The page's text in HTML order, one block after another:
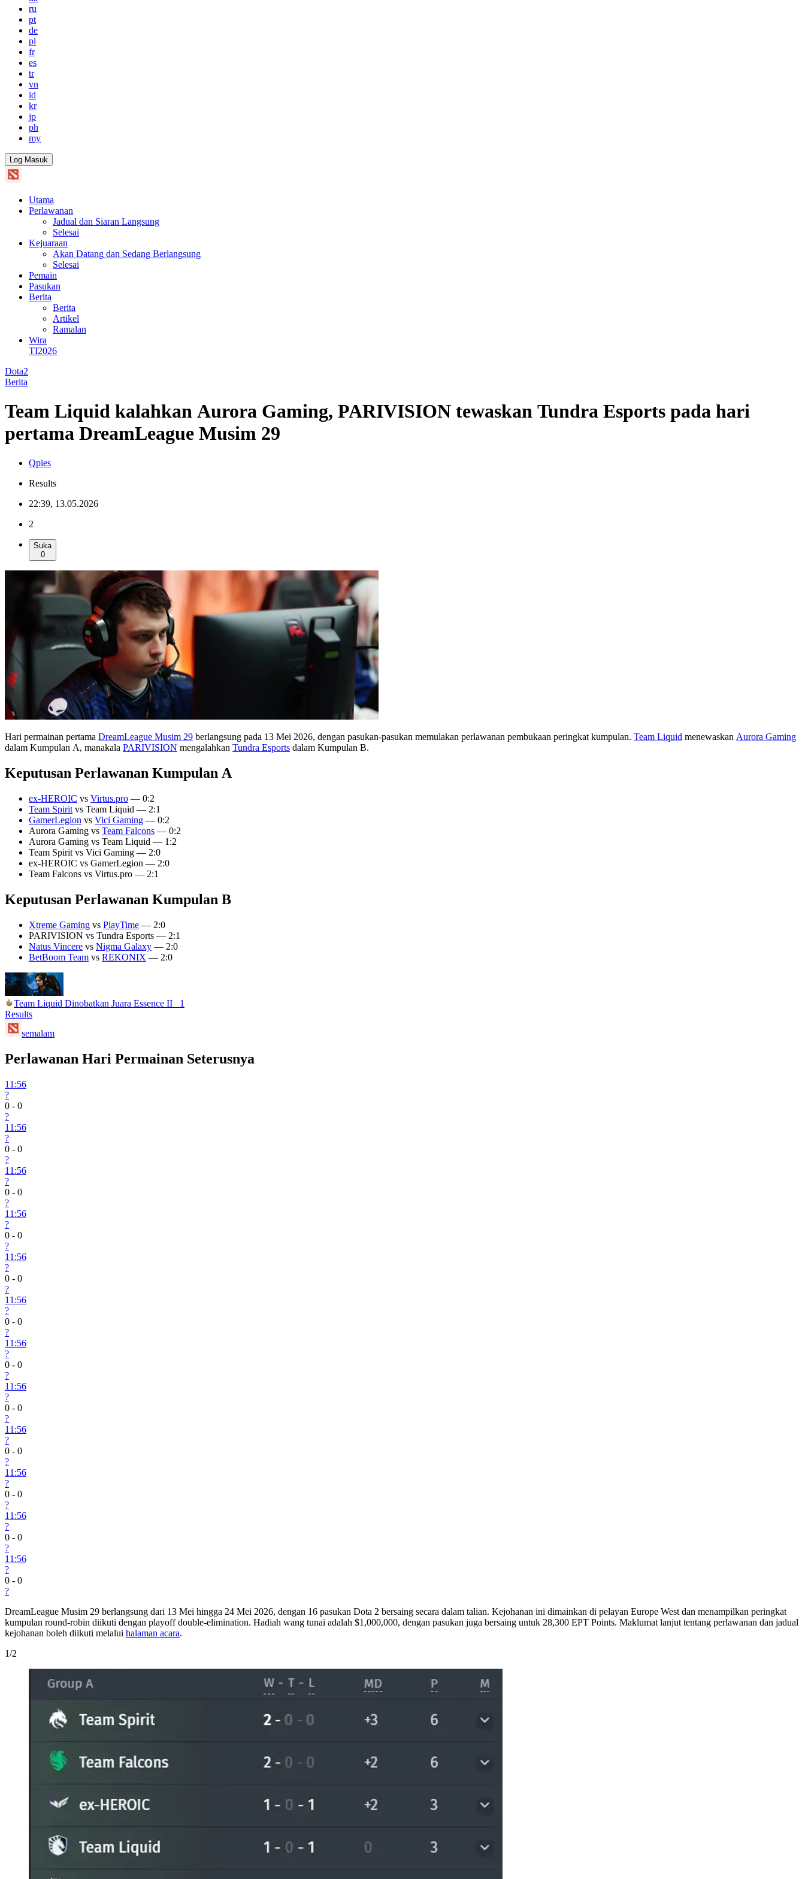
ru
pt
de
pl
fr
es
tr
vn
id
kr
jp
ph
my
Log Masuk
Utama
Perlawanan
Jadual dan Siaran Langsung
Selesai
Kejuaraan
Akan Datang dan Sedang Berlangsung
Selesai
Pemain
Pasukan
Berita
Berita
Artikel
Ramalan
Wira
TI2026
Dota2
Berita
Team Liquid kalahkan Aurora Gaming, PARIVISION tewaskan Tundra Esports pada hari
pertama DreamLeague Musim 29
Qpies
Results
22:39, 13.05.2026
2
Suka
0
Hari permainan pertama DreamLeague Musim 29 berlangsung pada 13 Mei 2026, dengan pasukan-pasukan memulakan perlawanan pembukaan peringkat kumpulan. Team Liquid menewaskan Aurora Gaming
dalam Kumpulan A, manakala PARIVISION mengalahkan Tundra Esports dalam Kumpulan B.
Keputusan Perlawanan Kumpulan A
ex-HEROIC vs Virtus.pro — 0:2
Team Spirit vs Team Liquid — 2:1
GamerLegion vs Vici Gaming — 0:2
Aurora Gaming vs Team Falcons — 0:2
Aurora Gaming vs Team Liquid — 1:2
Team Spirit vs Vici Gaming — 2:0
ex-HEROIC vs GamerLegion — 2:0
Team Falcons vs Virtus.pro — 2:1
Keputusan Perlawanan Kumpulan B
Xtreme Gaming vs PlayTime — 2:0
PARIVISION vs Tundra Esports — 2:1
Natus Vincere vs Nigma Galaxy — 2:0
BetBoom Team vs REKONIX — 2:0
Team Liquid Dinobatkan Juara Essence II 1
Results
semalam
Perlawanan Hari Permainan Seterusnya
11:56
?
0 - 0
?
11:56
?
0 - 0
?
11:56
?
0 - 0
?
11:56
?
0 - 0
?
11:56
?
0 - 0
?
11:56
?
0 - 0
?
11:56
?
0 - 0
?
11:56
?
0 - 0
?
11:56
?
0 - 0
?
11:56
?
0 - 0
?
11:56
?
0 - 0
?
11:56
?
0 - 0
?
DreamLeague Musim 29 berlangsung dari 13 Mei hingga 24 Mei 2026, dengan 16 pasukan Dota 2 bersaing secara dalam talian. Kejohanan ini dimainkan di pelayan Europe West dan menampilkan peringkat
kumpulan round-robin diikuti dengan playoff double-elimination. Hadiah wang tunai adalah $1,000,000, dengan pasukan juga bersaing untuk 28,300 EPT Points. Maklumat lanjut tentang perlawanan dan jadual
kejohanan boleh diikuti melalui halaman acara.
1/2